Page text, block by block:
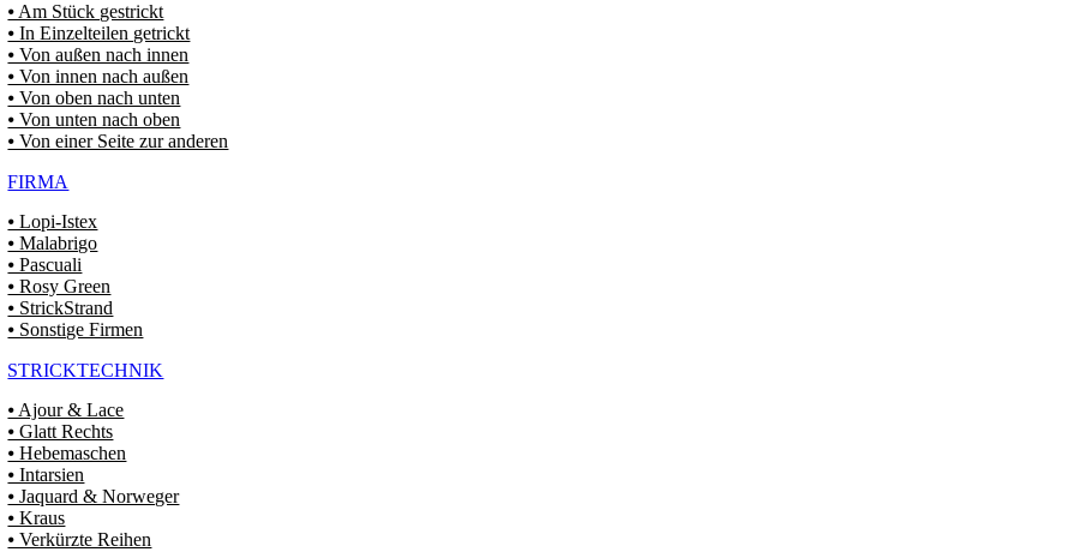
⦁ Am Stück gestrickt
⦁ In Einzelteilen getrickt
⦁ Von außen nach innen
⦁ Von innen nach außen
⦁ Von oben nach unten
⦁ Von unten nach oben
⦁ Von einer Seite zur anderen
FIRMA
⦁ Lopi-Istex
⦁ Malabrigo
⦁ Pascuali
⦁ Rosy Green
⦁ StrickStrand
⦁ Sonstige Firmen
STRICKTECHNIK
⦁ Ajour & Lace
⦁ Glatt Rechts
⦁ Hebemaschen
⦁ Intarsien
⦁ Jaquard & Norweger
⦁ Kraus
⦁ Verkürzte Reihen